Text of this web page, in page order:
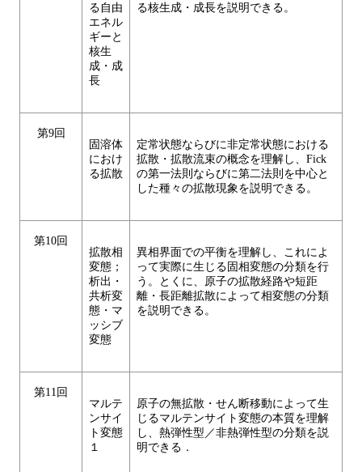
る自由
エネル
ギーと
核生
成・成
長
る核生成・成長を説明できる。
第9回
固溶体
におけ
る拡散
定常状態ならびに非定常状態における
拡散・拡散流束の概念を理解し、Fick
の第一法則ならびに第二法則を中心と
した種々の拡散現象を説明できる。
第10回
拡散相
変態；
析出・
共析変
態・マ
ッシブ
変態
異相界面での平衡を理解し、これによ
って実際に生じる固相変態の分類を行
う。とくに、原子の拡散経路や短距
離・長距離拡散によって相変態の分類
を説明できる。
第11回
マルテ
ンサイ
ト変態
１
原子の無拡散・せん断移動によって生
じるマルテンサイト変態の本質を理解
し、熱弾性型／非熱弾性型の分類を説
明できる．